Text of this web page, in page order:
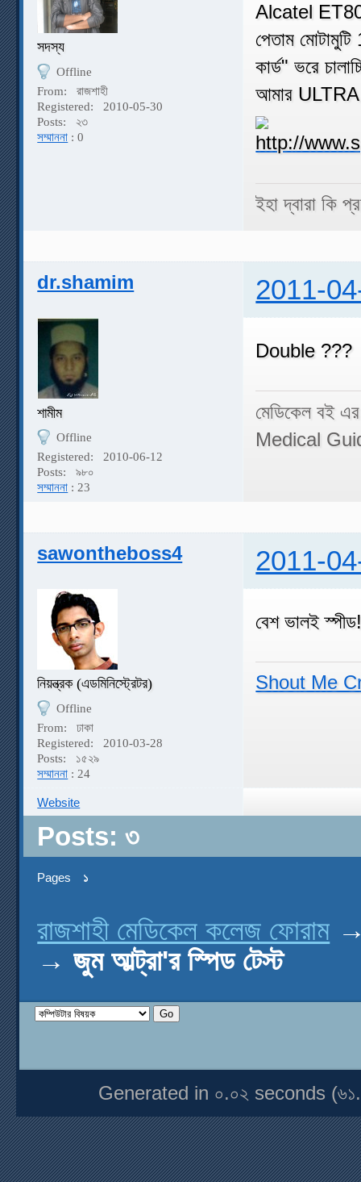
সদস্য
Offline
From:
রাজশাহী
Registered:
2010-05-30
Posts:
২৩
সম্মাননা : 0
Alcatel
পেতাম
কার্ড" ভরে
আমার ULTRA
ইহা দ্বারা কি
dr.shamim 2011-
শামীম
Offline
Registered:
2010-06-12
Posts:
৯৮০
সম্মাননা : 23
Double ???
মেডিকেল বই
Medical
sawontheboss4 2011-
নিয়ন্ত্রক (এডমিনিস্ট্রেটর)
Offline
From:
ঢাকা
Registered:
2010-03-28
Posts:
১৫২৯
সম্মাননা : 24
বেশ ভালই
Shout Me
Website
Posts: ৩
Pages ১
রাজশাহী মেডিকেল কলেজ ফোরাম
→জুম আল্ট্রা'র স্পিড টেস্ট
Generated in ০.০২ seconds